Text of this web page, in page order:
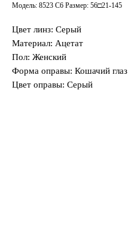
Модель: 8523 C6 Размер: 56□21-145
Цвет линз: Серый
Материал: Ацетат
Пол: Женский
Форма оправы: Кошачий глаз
Цвет оправы: Серый